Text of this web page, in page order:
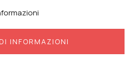
INFORMAZIONI